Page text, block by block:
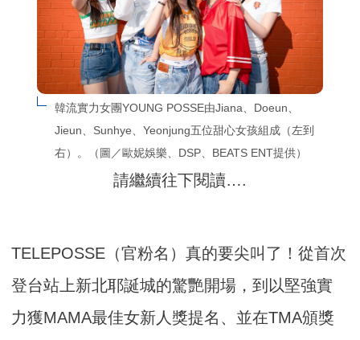
韓流實力女團YOUNG POSSE由Jiana、Doeun、
Jieun、Sunhye、Yeonjung五位甜心女孩組成（左到
右）。（圖／歐妮娛樂、DSP、BEATS ENT提供）
請繼續往下閱讀….
TELEPOSSE（官粉名）真的要尖叫了！從首次
登台站上新北耶誕城的驚艷開場，到以堅強實
力獲MAMA最佳女新人獎提名、並在TMA頒獎